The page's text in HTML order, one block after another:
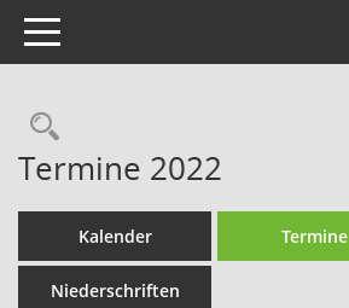
Toggle navigation
Rechercheauswahl
Termine 2022
Kalender Termine
Niederschriften